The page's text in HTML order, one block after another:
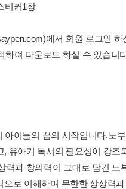
티커1장
에서 회원 로그인 하
하여 다운로드 하실 수 있습니
이들의 꿈의 시작입니다.노
유아기 독서의 필요성이 강조
력과 창의력이 그대로 담긴 노
로 이해하며 무한한 상상력